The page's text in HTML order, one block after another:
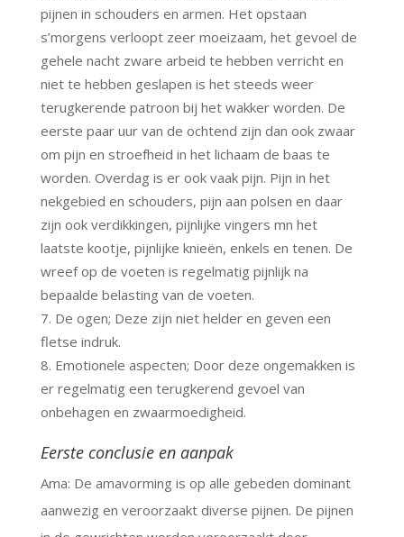
pijnen in schouders en armen. Het opstaan
s’morgens verloopt zeer moeizaam, het gevoel de
gehele nacht zware arbeid te hebben verricht en
niet te hebben geslapen is het steeds weer
terugkerende patroon bij het wakker worden. De
eerste paar uur van de ochtend zijn dan ook zwaar
om pijn en stroefheid in het lichaam de baas te
worden. Overdag is er ook vaak pijn. Pijn in het
nekgebied en schouders, pijn aan polsen en daar
zijn ook verdikkingen, pijnlijke vingers mn het
laatste kootje, pijnlijke knieën, enkels en tenen. De
wreef op de voeten is regelmatig pijnlijk na
bepaalde belasting van de voeten.
De ogen; Deze zijn niet helder en geven een
fletse indruk.
Emotionele aspecten; Door deze ongemakken is
er regelmatig een terugkerend gevoel van
onbehagen en zwaarmoedigheid.
Eerste conclusie en aanpak
Ama: De amavorming is op alle gebeden dominant
aanwezig en veroorzaakt diverse pijnen. De pijnen